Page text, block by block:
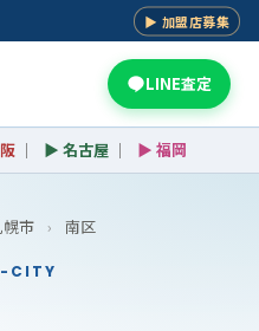
▶ 加盟店募集
LINE査定
｜ ▶ 名古屋 ｜ ▶ 福岡
市 › 南区
CITY